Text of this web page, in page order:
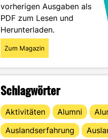
vorherigen Ausgaben als
PDF zum Lesen und
Herunterladen.
Zum Magazin
Schlagwörter
Aktivitäten Alumni
Auslandserfahrung